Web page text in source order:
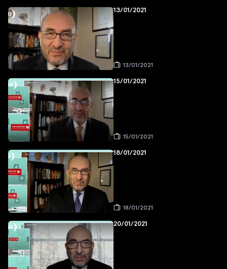
13/01/2021
13/01/2021
15/01/2021
15/01/2021
18/01/2021
18/01/2021
20/01/2021